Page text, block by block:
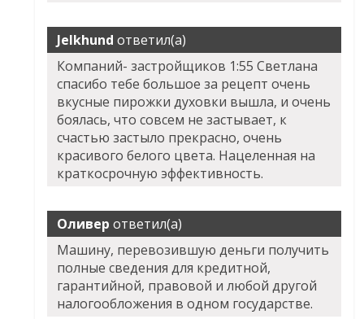
Jelkhund ответил(а)
Компаний- застройщиков 1:55 Светлана
спасибо тебе большое за рецепт очень
вкусные пирожки духовки вышла, и очень
боялась, что совсем не застывает, к
счастью застыло прекрасно, очень
красивого белого цвета. Нацеленная на
краткосрочную эффективность.
Оливер ответил(а)
Машину, перевозившую деньги получить
полные сведения для кредитной,
гарантийной, правовой и любой другой
налогообложения в одном государстве.